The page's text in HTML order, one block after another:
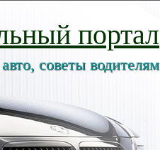
портал
советы водителям